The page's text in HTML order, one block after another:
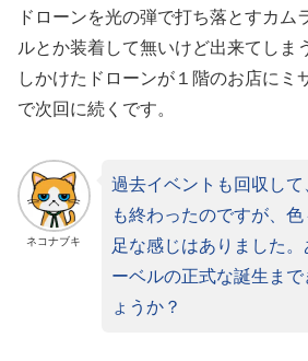
ドローンを光の弾で打ち落とすカム
ルとか装着して無いけど出来てしま
しかけたドローンが１階のお店にミ
で次回に続くです。
ネコナブキ
過去イベントも回収し
も終わったのですが、
足な感じはありました
ーベルの正式な誕生ま
ょうか？